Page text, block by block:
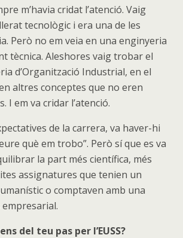
m’havia cridat l’atenció. Vaig
tecnològic i era una de les
Però no em veia en una enginyeria
tècnica. Aleshores vaig trobar el
d’Organització Industrial, en el
altres conceptes que no eren
I em va cridar l’atenció.
de la carrera, va haver-hi
què em trobo”. Però sí que es va
la part més científica, més
assignatures que tenien un
o comptaven amb una
del teu pas per l’EUSS?